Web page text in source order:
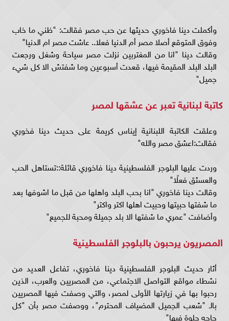
وأكملت دينا فاخوري حديثها عن حب مصر فقالت: "ظني ما خاب
وفوق المتوقع أصلا مصر أم الدنيا فعلا.. عاشت مصر ام الدنيا"
وقالت دينا "انا من المغتربين نزلت مصر سياحة وشغل ورجعت
البلد البلد المقيمة فيها، قعدت أسبوعين وما شفتش الا كل شيء
جميل"
كاتبة لبنانية تعبر عن عشقها لمصر
وعلقت الكاتبة اللبنانية إيناس كريمة على حديث دينا فخوري
فقالت:اعشق مصر والله"
وردت عليها البلوجر الفلسطينية دينا فاخوري قائلة::تستاهل الحب
والعسثق فعلًا"
وقالت دينا فاخوري "انا بحب البلد واهلها من قبل ما اشوفها بعد
ما شفتها حبيتها وحبيت اهلها اكتر واكتر"
وأضافت "عمري ما شفتها الا بلد جميلة ومحبة للجميع"
المصريون يرحبون بالبلوجر الفلسطينية
أثار حديث البلوجر الفلسطينية دينا فاخوري، تفاعل العديد من
نشطاء مواقع التواصل الاجتماعي، من المصريين والعرب، الذين
رحبوا بها في زيارتها الأولى لمصر، والتي وصفت فيها المصريين
بالـ "شعب الجميل المضياف المحترم"، ووصفت مصر بأن "كل
حاجه حلوة فيها"